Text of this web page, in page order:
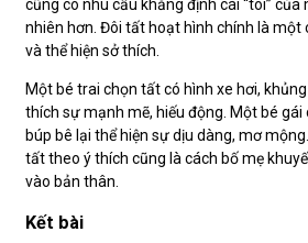
cũng có nhu cầu khẳng định cái “tôi”
nhiên hơn. Đôi tất hoạt hình chính là một
và thể hiện sở thích.
Một bé trai chọn tất có hình xe hơi,
thích sự mạnh mẽ, hiếu động. Một bé gái
búp bê lại thể hiện sự dịu dàng, mơ
tất theo ý thích cũng là cách bố mẹ
vào bản thân.
Kết bài